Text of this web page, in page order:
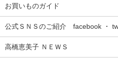
お買いものガイド
公式ＳＮＳのご紹介 facebook ・
高橋恵美子 ＮＥＷＳ